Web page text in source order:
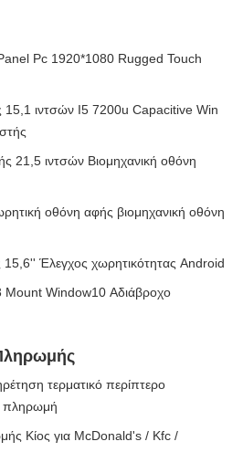
Pc 1920*1080 Rugged Touch
15,1 ιντσών I5 7200u Capacitive Win
21,5 ιντσών Βιομηχανική οθόνη
οθόνη αφής βιομηχανική οθόνη
15,6'' Έλεγχος χωρητικότητας Android
Window10 Αδιάβροχο
τερματικό περίπτερο
πληρωμή
Κίος για McDonald's / Kfc /